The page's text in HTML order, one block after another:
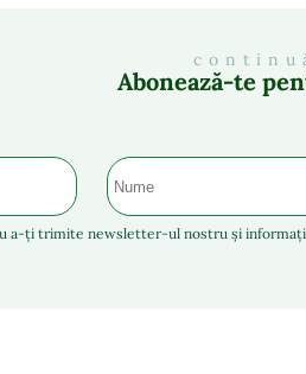
Abonează-te
a-ți trimite newsletter-ul nostru și